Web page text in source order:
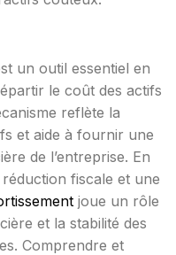
un outil essentiel en
le coût des actifs
reflète la
et aide à fournir une
de l’entreprise. En
fiscale et une
joue un rôle
et la stabilité des
Comprendre et